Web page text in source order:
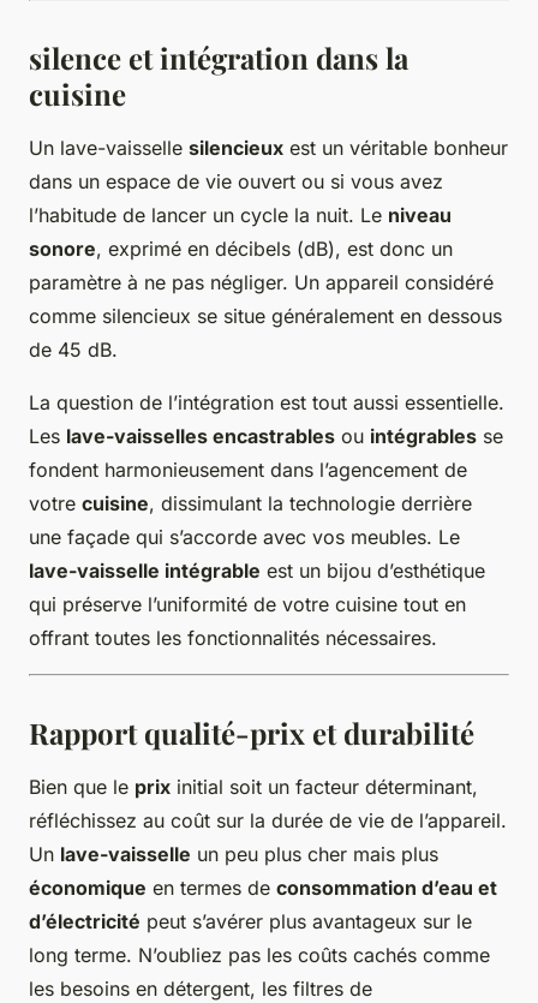
silence et intégration dans la
cuisine
Un lave-vaisselle silencieux est un véritable bonheur
dans un espace de vie ouvert ou si vous avez
l’habitude de lancer un cycle la nuit. Le niveau
sonore, exprimé en décibels (dB), est donc un
paramètre à ne pas négliger. Un appareil considéré
comme silencieux se situe généralement en dessous
de 45 dB.
La question de l’intégration est tout aussi essentielle.
Les lave-vaisselles encastrables ou intégrables se
fondent harmonieusement dans l’agencement de
votre cuisine, dissimulant la technologie derrière
une façade qui s’accorde avec vos meubles. Le
lave-vaisselle intégrable est un bijou d’esthétique
qui préserve l’uniformité de votre cuisine tout en
offrant toutes les fonctionnalités nécessaires.
Rapportqualité-prix et durabilité
Bien que le prix initial soit un facteur déterminant,
réfléchissez au coût sur la durée de vie de l’appareil.
Un lave-vaisselle un peu plus cher mais plus
économique en termes de consommation d’eau et
d’électricité peut s’avérer plus avantageux sur le
long terme. N’oubliez pas les coûts cachés comme
les besoins en détergent, les filtres de